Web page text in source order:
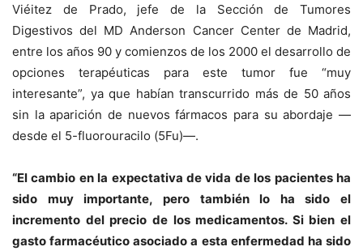
Viéitez de Prado, jefe de la Sección de Tumores
Digestivos del MD Anderson Cancer Center de Madrid,
entre los años 90 y comienzos de los 2000 el desarrollo de
opciones terapéuticas para este tumor fue “muy
interesante”, ya que habían transcurrido más de 50 años
sin la aparición de nuevos fármacos para su abordaje —
desde el 5-fluorouracilo (5Fu)—.
“El cambio en la expectativa de vida de los pacientes ha
sido muy importante, pero también lo ha sido el
incremento del precio de los medicamentos. Si bien el
gasto farmacéutico asociado a esta enfermedad ha sido